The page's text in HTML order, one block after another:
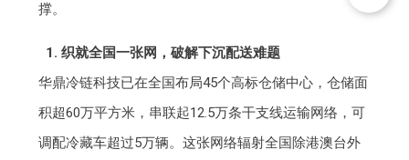
撑。
1. 织就全国一张网，破解下沉配送难题
华鼎冷链科技已在全国布局45个高标仓储中心，仓储面
积超60万平方米，串联起12.5万条干支线运输网络，可
调配冷藏车超过5万辆。这张网络辐射全国除港澳台外